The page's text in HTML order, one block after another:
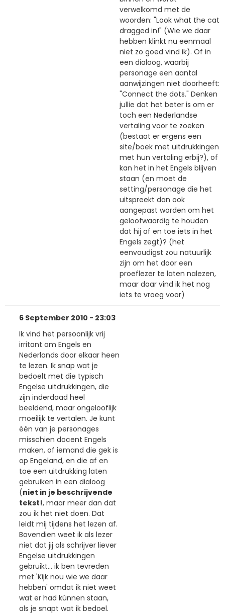
verwelkomd met de
woorden: "Look what the cat
dragged in!" (Wie we daar
hebben klinkt nu eenmaal
niet zo goed vind ik). Of in
een dialoog, waarbij
personage een aantal
aanwijzingen niet doorheeft:
"Connect the dots." Denken
jullie dat het beter is om er
toch een Nederlandse
vertaling voor te zoeken
(bestaat er ergens een
site/boek met uitdrukkingen
met hun vertaling erbij?), of
kan het in het Engels blijven
staan (en moet de
setting/personage die het
uitspreekt dan ook
aangepast worden om het
geloofwaardig te houden
dat hij af en toe iets in het
Engels zegt)? (het
eenvoudigst zou natuurlijk
zijn om het door een
proeflezer te laten nalezen,
maar daar vind ik het nog
iets te vroeg voor)
6 September 2010 - 23:03
Ik vind het persoonlijk vrij
irritant om Engels en
Nederlands door elkaar heen
te lezen. Ik snap wat je
bedoelt met die typisch
Engelse uitdrukkingen, die
zijn inderdaad heel
beeldend, maar ongelooflijk
moeilijk te vertalen. Je kunt
één van je personages
misschien docent Engels
maken, of iemand die gek is
op Engeland, en die af en
toe een uitdrukking laten
gebruiken in een dialoog
(niet in je beschrijvende
tekst!, maar meer dan dat
zou ik het niet doen. Dat
leidt mij tijdens het lezen af.
Bovendien weet ik als lezer
niet dat jij als schrijver liever
Engelse uitdrukkingen
gebruikt... ik ben tevreden
met 'Kijk nou wie we daar
hebben' omdat ik niet weet
wat er had kúnnen staan,
als je snapt wat ik bedoel.